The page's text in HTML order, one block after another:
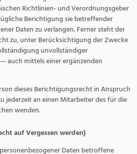
Richtlinien- und Verordnungsgeber
Berichtigung sie betreffender
Daten zu verlangen. Ferner steht der
zu, unter Berücksichtigung der Zwecke
unvollständiger
auch mittels einer ergänzenden
dieses Berichtigungsrecht in Anspruch
jederzeit an einen Mitarbeiter des für die
wenden.
auf Vergessen werden)
Daten betroffene